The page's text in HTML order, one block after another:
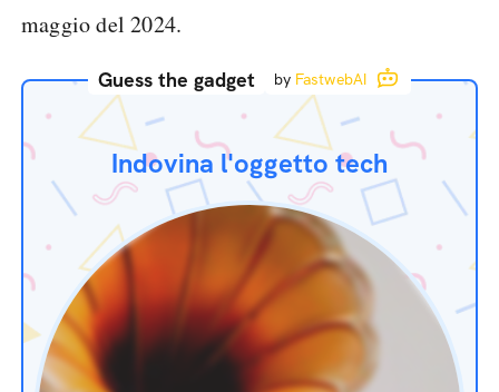
maggio del 2024.
Guess the gadget by FastwebAI
Indovina l'oggetto tech